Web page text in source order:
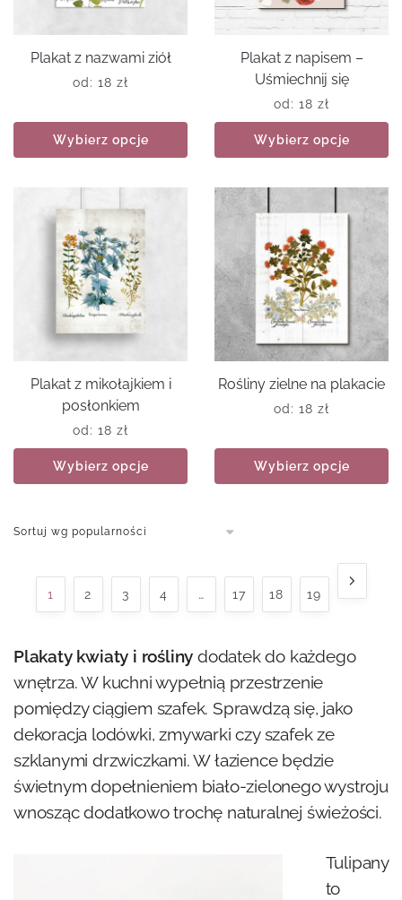
Plakat z nazwami ziół
od: 18 zł
Wybierz opcje
Plakat z napisem –
Uśmiechnij się
od: 18 zł
Wybierz opcje
Plakat z mikołajkiem i
posłonkiem
od: 18 zł
Wybierz opcje
Rośliny zielne na plakacie
od: 18 zł
Wybierz opcje
1 2 3 4 … 17 18 19
Plakaty kwiaty i rośliny dodatek do każdego
wnętrza. W kuchni wypełnią przestrzenie
pomiędzy ciągiem szafek. Sprawdzą się, jako
dekoracja lodówki, zmywarki czy szafek ze
szklanymi drzwiczkami. W łazience będzie
świetnym dopełnieniem biało-zielonego wystroju
wnosząc dodatkowo trochę naturalnej świeżości.
Tulipany
to